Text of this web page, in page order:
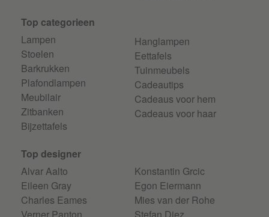
Top categorieen
Lampen
Stoelen
Barkrukken
Plafondlampen
Meubilair
Zitbanken
Bijzettafels
Hanglampen
Eettafels
Tuinmeubels
Cadeautips
Cadeaus voor hem
Cadeaus voor haar
Top designer
Alvar Aalto
Eileen Gray
Charles Eames
Verner Panton
Konstantin Grcic
Egon Eiermann
Mies van der Rohe
Stefan Diez